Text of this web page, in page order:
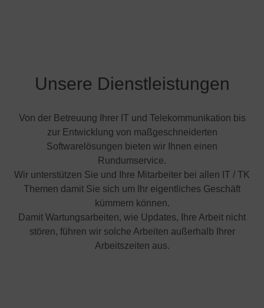
Unsere Dienstleistungen
Von der Betreuung Ihrer IT und Telekommunikation bis
zur Entwicklung von maßgeschneiderten
Softwarelösungen bieten wir Ihnen einen
Rundumservice.
Wir unterstützen Sie und Ihre Mitarbeiter bei allen IT / TK
Themen damit Sie sich um Ihr eigentliches Geschäft
kümmern können.
Damit Wartungsarbeiten, wie Updates, Ihre Arbeit nicht
stören, führen wir solche Arbeiten außerhalb Ihrer
Arbeitszeiten aus.